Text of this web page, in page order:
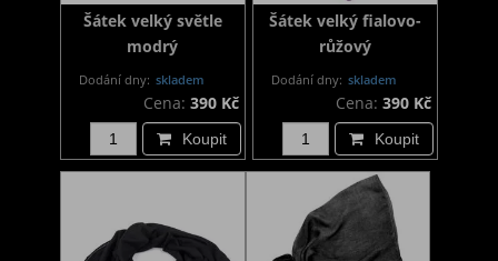
Šátek velký světle
modrý
Dodání dny: skladem
Cena: 390 Kč
Koupit
Šátek velký fialovo-
růžový
Dodání dny: skladem
Cena: 390 Kč
Koupit